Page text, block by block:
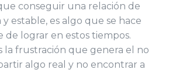
conseguir una relación de
y estable, es algo que se hace
de lograr en estos tiempos.
la frustración que genera el no
algo real y no encontrar a